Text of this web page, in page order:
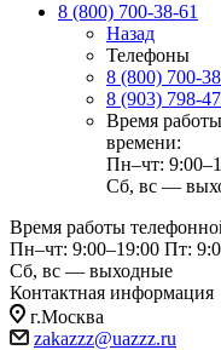
8 (800) 700-38-61
Назад
Телефоны
8 (800) 700-
8 (903) 798-
Время
времени:
Пн–чт:
Сб, вс —
Время работы
Пн–чт: 9:00–19:00 Пт:
Сб, вс — выходные
Контактная информация
г.Москва
zakazzz@uazzz.ru